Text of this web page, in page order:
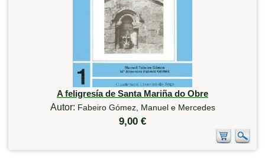
A feligresía de Santa Mariña do Obre
Autor: Fabeiro Gómez, Manuel e Mercedes
9,00 €